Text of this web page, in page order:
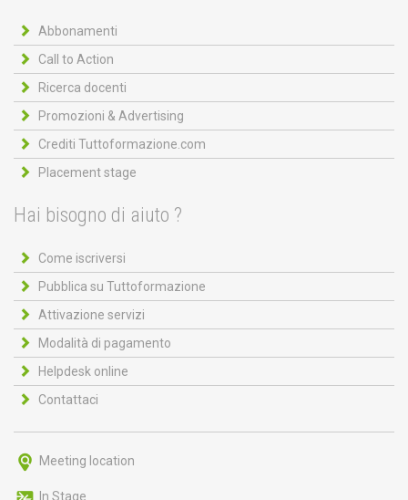
Abbonamenti
Call to Action
Ricerca docenti
Promozioni & Advertising
Crediti Tuttoformazione.com
Placement stage
Hai bisogno di aiuto ?
Come iscriversi
Pubblica su Tuttoformazione
Attivazione servizi
Modalità di pagamento
Helpdesk online
Contattaci
Meeting location
In Stage